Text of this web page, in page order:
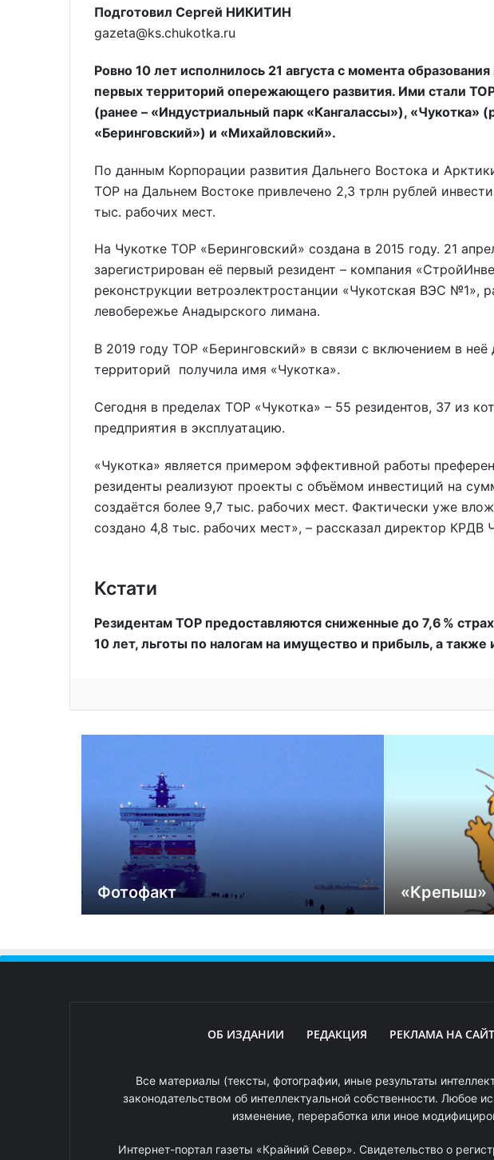
Подготовил Сергей НИКИТИН
gazeta@ks.chukotka.ru
Ровно 10 лет исполнилось 21 августа с момента
первых территорий опережающего развития. Ими стали
(ранее – «Индустриальный парк «Кангалассы»), «Чукотка»
«Беринговский») и «Михайловский».
По данным Корпорации развития Дальнего Востока и
ТОР на Дальнем Востоке привлечено 2,3 трлн рублей
тыс. рабочих мест.
На Чукотке ТОР «Беринговский» создана в 2015 году. 21
зарегистрирован её первый резидент – компания
реконструкции ветроэлектростанции «Чукотская ВЭС №1»,
левобережье Анадырского лимана.
В 2019 году ТОР «Беринговский» в связи с включением в неё
территорий получила имя «Чукотка».
Сегодня в пределах ТОР «Чукотка» – 55 резидентов, 37 из
предприятия в эксплуатацию.
«Чукотка» является примером эффективной работы
резиденты реализуют проекты с объёмом инвестиций на
создаётся более 9,7 тыс. рабочих мест. Фактически уже
создано 4,8 тыс. рабочих мест», – рассказал директор КРДВ
Кстати
Резидентам ТОР предоставляются сниженные до 7,6 %
10 лет, льготы по налогам на имущество и прибыль, а
Фотофакт «Крепыш»
ОБ ИЗДАНИИ РЕДАКЦИЯ РЕКЛАМА НА
Все материалы (тексты, фотографии, иные результаты
законодательством об интеллектуальной собственности.
изменение, переработка или иное
Интернет-портал газеты «Крайний Север». Свидетельство о